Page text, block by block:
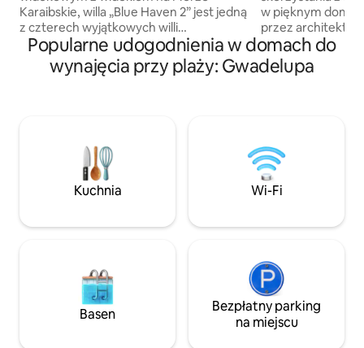
Karaibskie, willa „Blue Haven 2” jest jedną
z czterech wyjątkowych willi
oferowanych przez *Blue Haven Villas
Guadeloupe*. Miejsce dla 4 osób. Trzy
łóżka, idealne dla pary lub małej rodziny -
snorkelingu, hamaki na brzegu morza,
leżak – zmywarka do naczyń i pralka,
ekspres Nespresso – Parking,
klimatyzacja, grill, Wi-Fi - sprzęt do
w pięknym domu
przez architekta,
wjeździe do Gosier. Willa
wyjątkowe
łatwo dotrzeć do
znajduje się w
minut. Po powrocie, prysznic na
świeżym
zwycięskie trio:
Popularne udogodnienia w domach do
wynajęcia przy plaży: Gwadelupa
Kuchnia Wi-Fi
Basen
Bezpłatny parking
na miejscu